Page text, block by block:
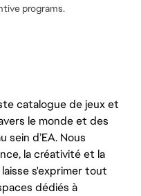
programs.
catalogue de jeux et
le monde et des
d’EA. Nous
la créativité et la
s'exprimer tout
dédiés à